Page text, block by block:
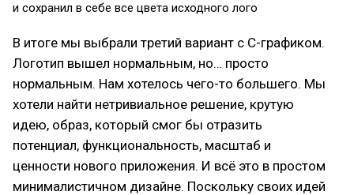
и сохранил в себе все цвета исходного лого
В итоге мы выбрали третий вариант с С-графиком.
Логотип вышел нормальным, но… просто
нормальным. Нам хотелось чего-то большего. Мы
хотели найти нетривиальное решение, крутую
идею, образ, который смог бы отразить
потенциал, функциональность, масштаб и
ценности нового приложения. И всё это в простом
минималистичном дизайне. Поскольку своих идей